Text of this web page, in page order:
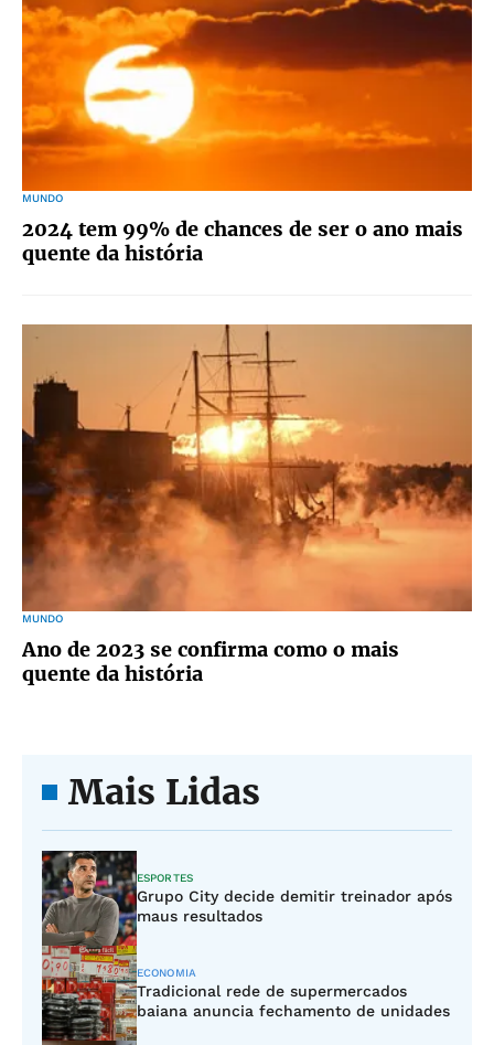
MUNDO
2024 tem 99% de chances de ser o ano mais
quente da história
MUNDO
Ano de 2023 se confirma como o mais
quente da história
Mais Lidas
ESPORTES
Grupo City decide demitir treinador após
maus resultados
ECONOMIA
Tradicional rede de supermercados
baiana anuncia fechamento de unidades